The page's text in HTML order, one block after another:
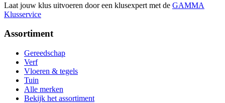
Laat jouw klus uitvoeren door een klusexpert met de GAMMA
Klusservice
Assortiment
Gereedschap
Verf
Vloeren & tegels
Tuin
Alle merken
Bekijk het assortiment